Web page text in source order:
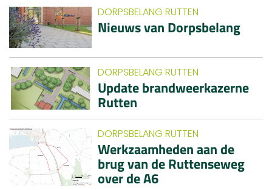
DORPSBELANG RUTTEN
Nieuws van Dorpsbelang
DORPSBELANG RUTTEN
Update brandweerkazerne
Rutten
DORPSBELANG RUTTEN
Werkzaamheden aan de
brug van de Ruttenseweg
over de A6